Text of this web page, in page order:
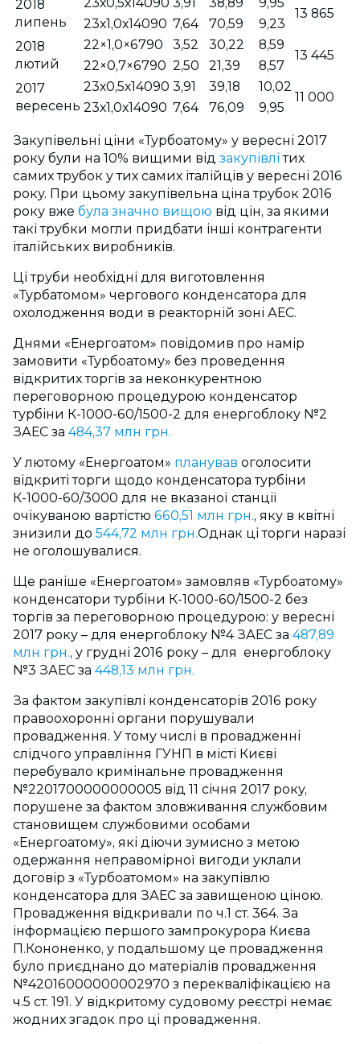
2018
липень
23х0,5х14090 3,91 38,89 9,95
13 865
23х1,0х14090 7,64 70,59
9,23
2018
лютий
22×1,0×6790 3,52 30,22 8,59
13 445
22×0,7×6790 2,50 21,39
8,57
2017
вересень
23х0,5х14090 3,91 39,18 10,02
11 000
23х1,0х14090 7,64 76,09 9,95
Закупівельні ціни «Турбоатому» у вересні 2017
року були на 10% вищими від закупівлі тих
самих трубок у тих самих італійців у вересні 2016
року. При цьому закупівельна ціна трубок 2016
року вже була значно вищою від цін, за якими
такі трубки могли придбати інші контрагенти
італійських виробників.
Ці труби необхідні для виготовлення
«Турбатомом» чергового конденсатора для
охолодження води в реакторній зоні АЕС.
Днями «Енергоатом» повідомив про намір
замовити «Турбоатому» без проведення
відкритих торгів за неконкурентною
переговорною процедурою конденсатор
турбіни К-1000-60/1500-2 для енергоблоку №2
ЗАЕС за 484,37 млн грн.
У лютому «Енергоатом» планував оголосити
відкриті торги щодо конденсатора турбіни
К-1000-60/3000 для не вказаної станції
очікуваною вартістю 660,51 млн грн., яку в квітні
знизили до 544,72 млн грн.Однак ці торги наразі
не оголошувалися.
Ще раніше «Енергоатом» замовляв «Турбоатому»
конденсатори турбіни К-1000-60/1500-2 без
торгів за переговорною процедурою: у вересні
2017 року – для енергоблоку №4 ЗАЕС за 487,89
млн грн., у грудні 2016 року – для енергоблоку
№3 ЗАЕС за 448,13 млн грн.
За фактом закупівлі конденсаторів 2016 року
правоохоронні органи порушували
провадження. У тому числі в провадженні
слідчого управління ГУНП в місті Києві
перебувало кримінальне провадження
№2201700000000005 від 11 січня 2017 року,
порушене за фактом зловживання службовим
становищем службовими особами
«Енергоатому», які діючи зумисно з метою
одержання неправомірної вигоди уклали
договір з «Турбоатомом» на закупівлю
конденсатора для ЗАЕС за завищеною ціною.
Провадження відкривали по ч.1 ст. 364. За
інформацією першого зампрокурора Києва
П.Кононенко, у подальшому це провадження
було приєднано до матеріалів провадження
№42016000000002970 з перекваліфікацією на
ч.5 ст. 191. У відкритому судовому реєстрі немає
жодних згадок про ці провадження.